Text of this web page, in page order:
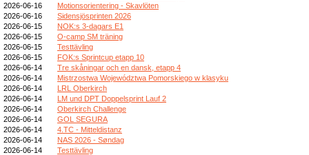
2026-06-16
Motionsorientering - Skavlöten
2026-06-16
Sidensjösprinten 2026
2026-06-15
NOK:s 3-dagars E1
2026-06-15
O-camp SM träning
2026-06-15
Testtävling
2026-06-15
FOK:s Sprintcup etapp 10
2026-06-14
Tre skåningar och en dansk, etapp 4
2026-06-14
Mistrzostwa Województwa Pomorskiego w klasyku
2026-06-14
LRL Oberkirch
2026-06-14
LM und DPT Doppelsprint Lauf 2
2026-06-14
Oberkirch Challenge
2026-06-14
GOL SEGURA
2026-06-14
4.TC - Mitteldistanz
2026-06-14
NAS 2026 - Søndag
2026-06-14
Testtävling